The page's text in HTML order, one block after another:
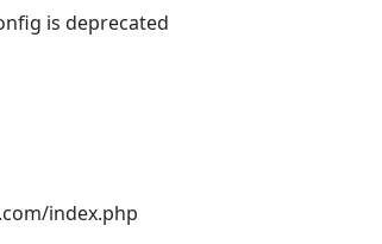
is deprecated
index.php